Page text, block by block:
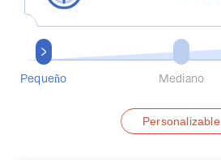
Pequeño Mediano
Personalizable